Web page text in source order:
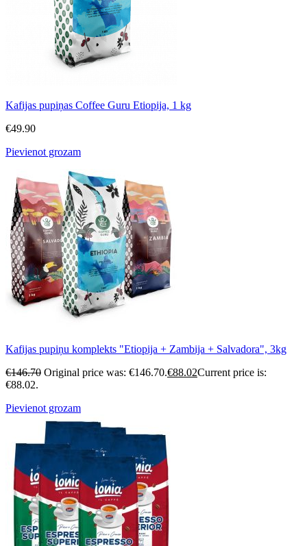
Kafijas pupiņas Coffee Guru Etiopija, 1 kg
€49.90
Pievienot grozam
Kafijas pupiņu komplekts "Etiopija + Zambija + Salvadora", 3kg
€146.70 Original price was: €146.70.€88.02Current price is:
€88.02.
Pievienot grozam